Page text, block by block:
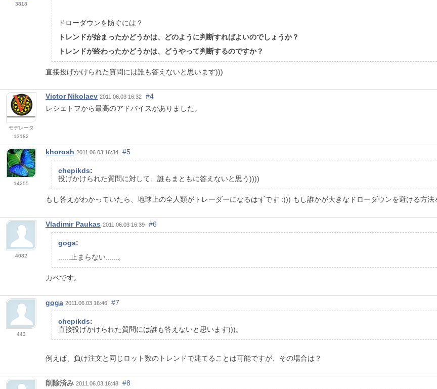
3818
ドローダウンを防ぐには？
トレンドが始まったかどうかは、どのように判断すればよいのでしょうか？
トレンドが終わったかどうかは、どうやって判断するのですか？
直接投げかけられた質問には誰も答えないと思います)))
モデレータ
13182
Victor Nikolaev 2011.06.03 16:32
#4
レシェトフから最高のアドバイスがありました。
14255
khorosh 2011.06.03 16:34 #5
chepikds:
投げかけられた質問に対して、誰もまともに答えないと思う))))
もし答えがわかっていたら、地球上の全人類がトレーダーになるはずです :))) もし誰かが大きなドローダウンを避ける方
4082
Vladimir Paukas 2011.06.03 16:39 #6
goga:
......止まらない......。
カベです。
443
goga 2011.06.03 16:46 #7
chepikds:
直接投げかけられた質問には誰も答えないと思います)))。
例えば、負け注文と同じロット数のトレンドで建てることは可能ですが、その場合は？
削除済み 2011.06.03 16:48 #8